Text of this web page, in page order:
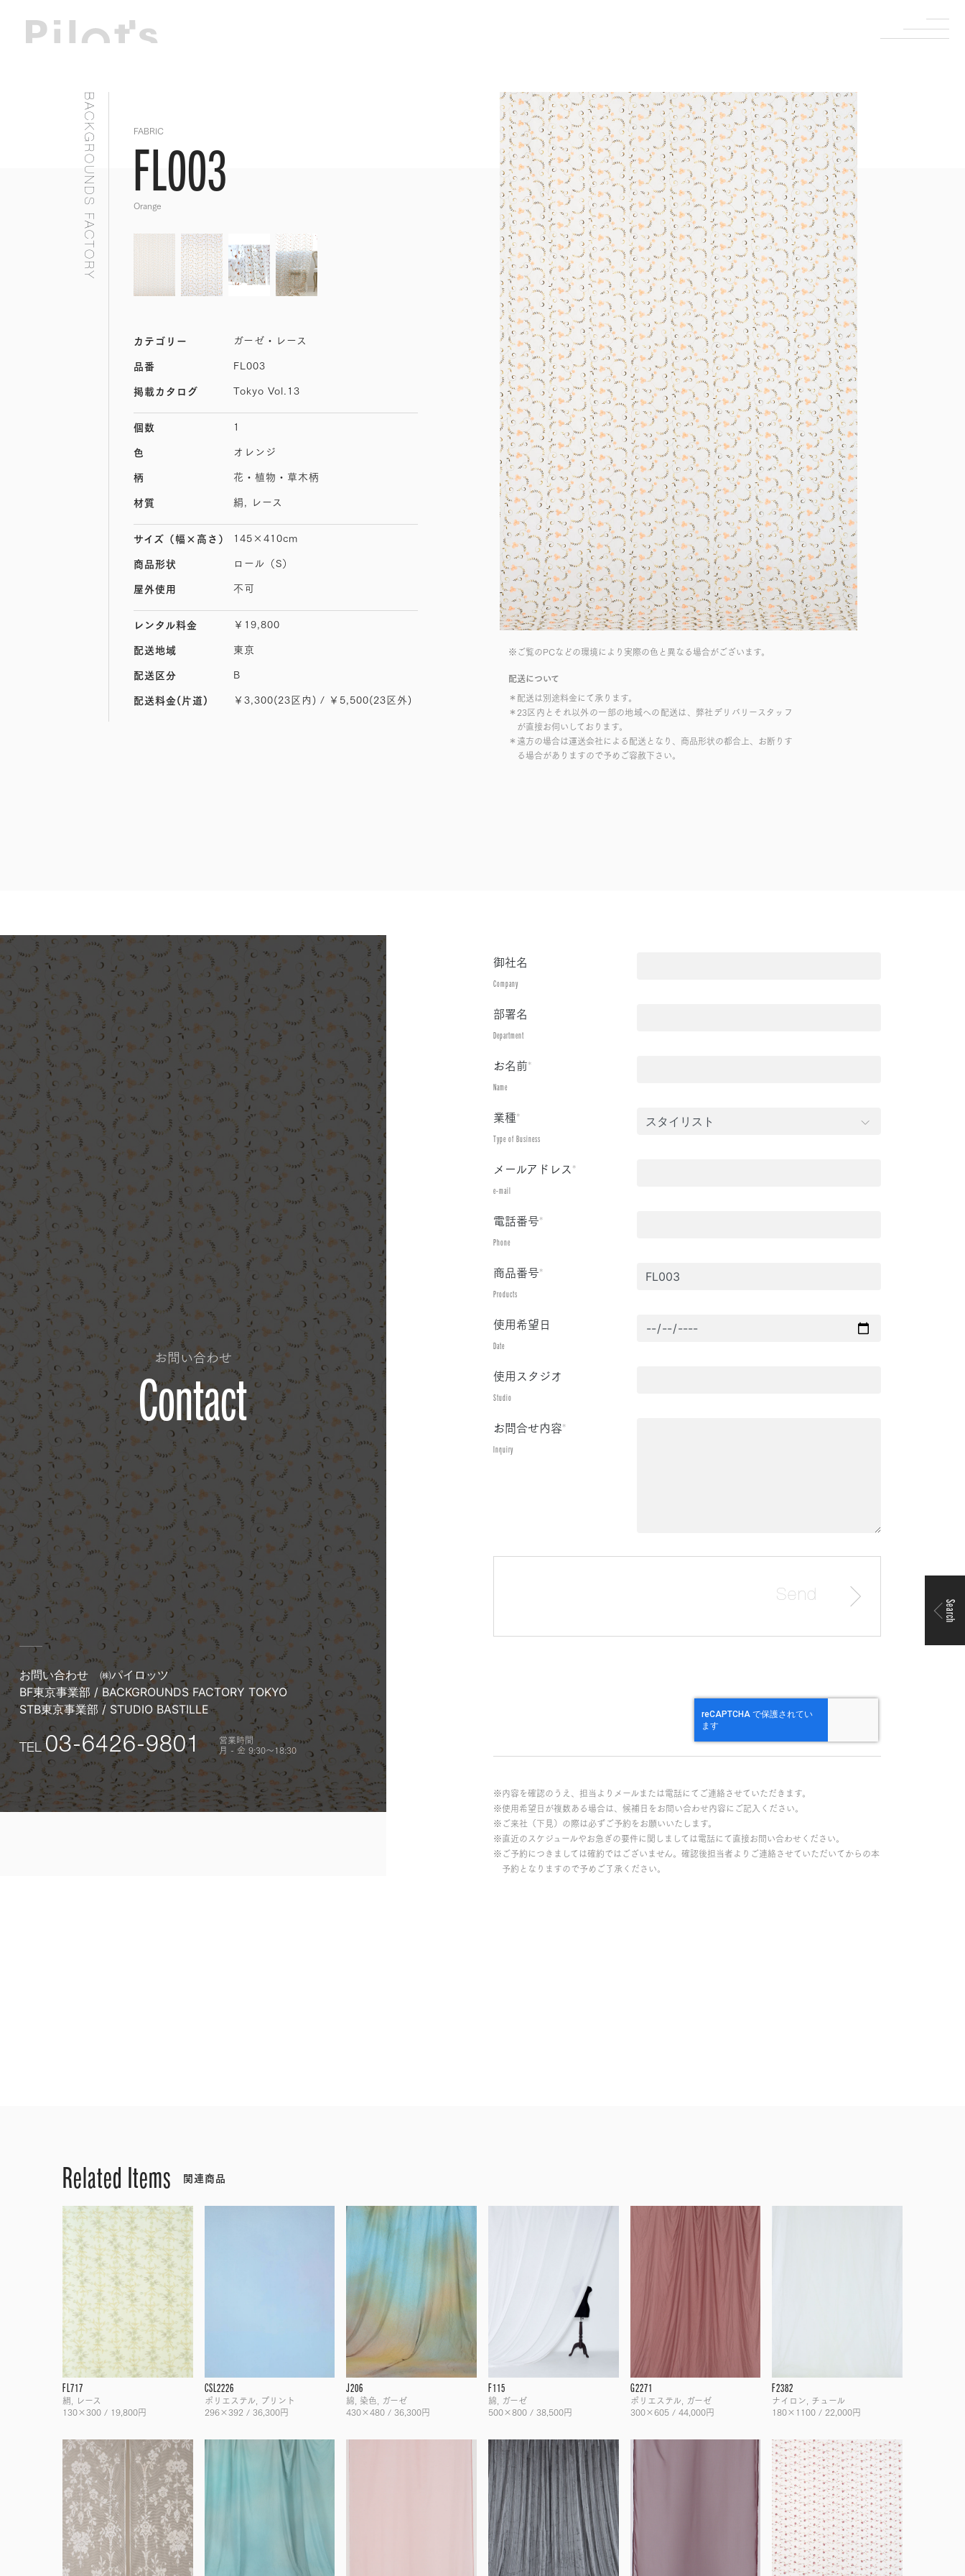
BACKGROUNDS FACTORY FABRIC
FL003
Orange
※ご覧のPCなどの環境により実際の色と異なる場合がございます。
配送について
＊配送は別途料金にて承ります。
＊23区内とそれ以外の一部の地域への配送は、弊社デリバリースタッフ
が直接お伺いしております。
＊遠方の場合は運送会社による配送となり、商品形状の都合上、お断りす
る場合がありますので予めご容赦下さい。
カテゴリー ガーゼ・レース
品番 FL003
掲載カタログ Tokyo Vol.13
個数 1
色 オレンジ
柄 花・植物・草木柄
材質 絹, レース
サイズ （幅×高さ） 145×410cm
商品形状 ロール（S）
屋外使用 不可
レンタル料金 ￥19,800
配送地域 東京
配送区分 B
配送料金(片道) ￥3,300(23区内) / ￥5,500(23区外)
お問い合わせ
Contact
お問い合わせ
㈱パイロッツ
BF東京事業部 / BACKGROUNDS FACTORY TOKYO
STB東京事業部 / STUDIO BASTILLE
TEL 03-6426-9801 営業時間
月 - 金 9:30〜18:30
御社名
Company
部署名
Department
お名前*
Name
業種*
Type of Business
メールアドレス*
e-mail
電話番号*
Phone
商品番号*
Products
使用希望日
Date
使用スタジオ
Studio
お問合せ内容*
Inquiry
※内容を確認のうえ、担当よりメールまたは電話にてご連絡させていただきます。
※使用希望日が複数ある場合は、候補日をお問い合わせ内容にご記入ください。
※ご来社（下見）の際は必ずご予約をお願いいたします。
※直近のスケジュールやお急ぎの要件に関しましては電話にて直接お問い合わせください。
※ご予約につきましては確約ではございません。確認後担当者よりご連絡させていただいてからの本
予約となりますので予めご了承ください。
Related Items 関連商品
FL717
絹, レース
130×300 / 19,800円
CSL2226
ポリエステル, プリント
296×392 / 36,300円
J206
綿, 染色, ガーゼ
430×480 / 36,300円
F115
綿, ガーゼ
500×800 / 38,500円
G2271
ポリエステル, ガーゼ
300×605 / 44,000円
F2382
ナイロン, チュール
180×1100 / 22,000円
Search